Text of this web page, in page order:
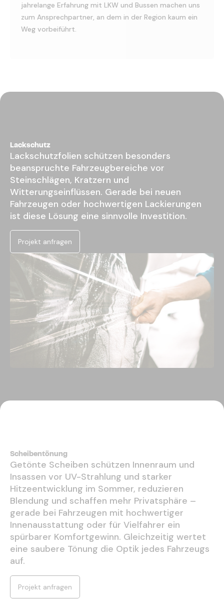
jahrelange Erfahrung mit LKW und Bussen machen uns
zum Ansprechpartner, an dem in der Region kaum ein
Weg vorbeiführt.
Lackschutz
Lackschutzfolien schützen besonders
beanspruchte Fahrzeugbereiche vor
Steinschlägen, Kratzern und
Witterungseinflüssen. Gerade bei neuen
Fahrzeugen oder hochwertigen Lackierungen
ist diese Lösung eine sinnvolle Investition.
Projekt anfragen
Scheibentönung
Getönte Scheiben schützen Innenraum und
Insassen vor UV-Strahlung und starker
Hitzeentwicklung im Sommer, reduzieren
Blendung und schaffen mehr Privatsphäre –
gerade bei Fahrzeugen mit hochwertiger
Innenausstattung oder für Vielfahrer ein
spürbarer Komfortgewinn. Gleichzeitig wertet
eine saubere Tönung die Optik jedes Fahrzeugs
auf.
Projekt anfragen